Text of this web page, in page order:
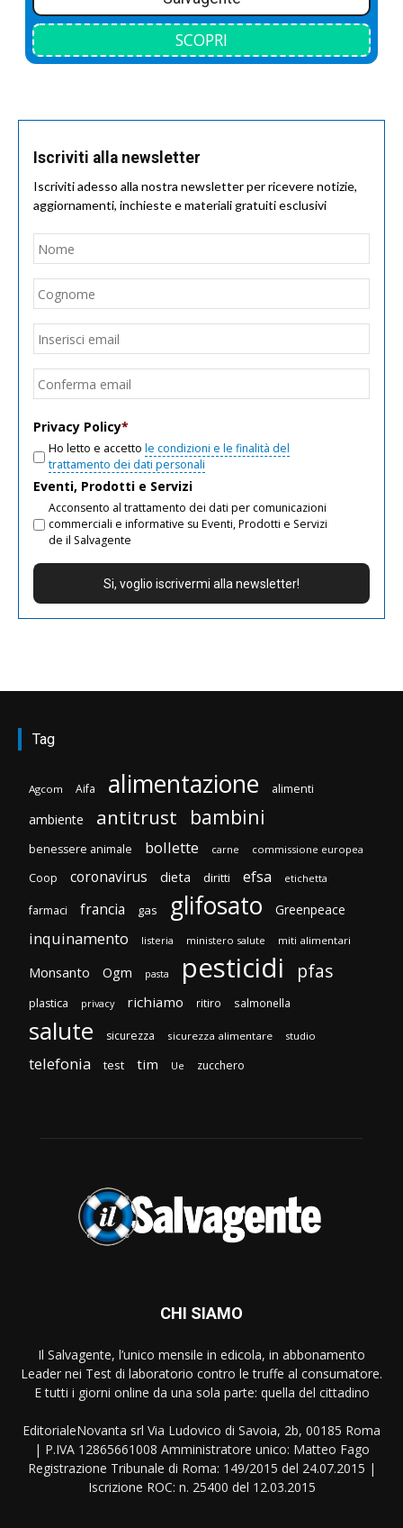
SCOPRI
Iscriviti alla newsletter
Iscriviti adesso alla nostra newsletter per ricevere notizie,
aggiornamenti, inchieste e materiali gratuiti esclusivi
Nome
Email
Privacy Policy*
Ho letto e accetto le condizioni e le finalità del
trattamento dei dati personali
Eventi, Prodotti e Servizi
Acconsento al trattamento dei dati per comunicazioni
commerciali e informative su Eventi, Prodotti e Servizi
de il Salvagente
Tag
Agcom Aifa alimentazione alimenti
ambiente antitrust bambini
benessere animale bollette carne commissione europea
Coop coronavirus dieta diritti efsa etichetta
farmaci francia gas glifosato Greenpeace
inquinamento listeria ministero salute miti alimentari
Monsanto Ogm pasta pesticidi pfas
plastica privacy richiamo ritiro salmonella
salute sicurezza sicurezza alimentare studio
telefonia test tim Ue zucchero
CHI SIAMO
Il Salvagente, l’unico mensile in edicola, in abbonamento
Leader nei Test di laboratorio contro le truffe al consumatore.
E tutti i giorni online da una sola parte: quella del cittadino
EditorialeNovanta srl Via Ludovico di Savoia, 2b, 00185 Roma
| P.IVA 12865661008 Amministratore unico: Matteo Fago
Registrazione Tribunale di Roma: 149/2015 del 24.07.2015 |
Iscrizione ROC: n. 25400 del 12.03.2015